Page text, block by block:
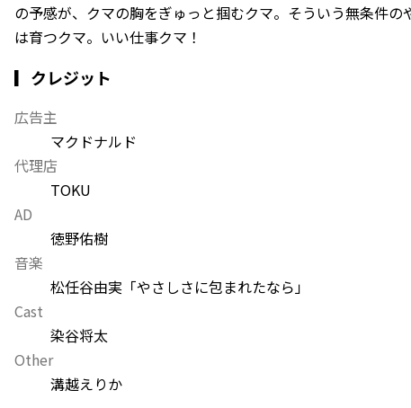
の予感が、クマの胸をぎゅっと掴むクマ。そういう無条件の
は育つクマ。いい仕事クマ！
▎クレジット
広告主
マクドナルド
代理店
TOKU
AD
徳野佑樹
音楽
松任谷由実「やさしさに包まれたなら」
Cast
染谷将太
Other
溝越えりか